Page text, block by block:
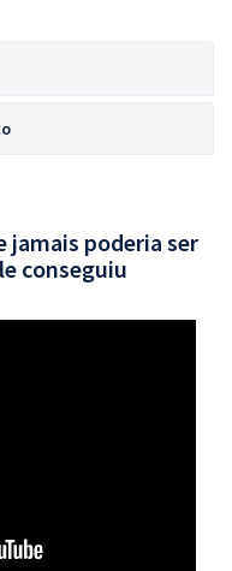
jamais poderia ser
conseguiu